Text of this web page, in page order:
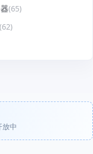
(65)
(62)
放中